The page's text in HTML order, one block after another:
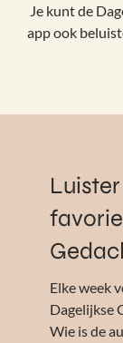
Je kunt de
app ook
Elke week
Dagelijkse
Wie is de